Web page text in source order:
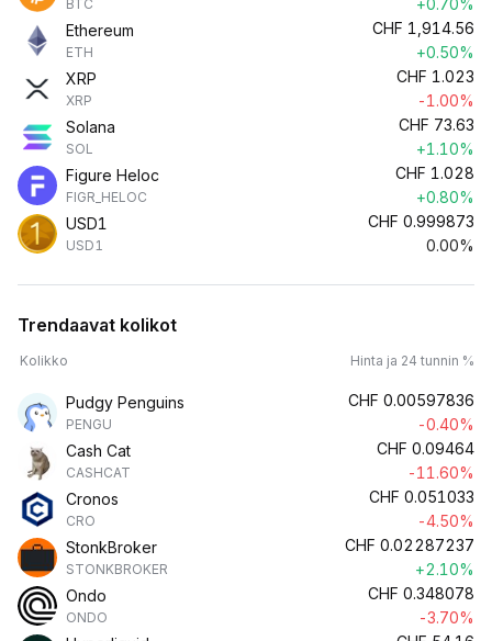
BTC
+0.70%
Ethereum
ETH
CHF 1,914.56
+0.50%
XRP
XRP
CHF 1.023
-1.00%
Solana
SOL
CHF 73.63
+1.10%
Figure Heloc
FIGR_HELOC
CHF 1.028
+0.80%
USD1
USD1
CHF 0.999873
0.00%
Trendaavat kolikot
Kolikko Hinta ja 24 tunnin %
Pudgy Penguins
PENGU
CHF 0.00597836
-0.40%
Cash Cat
CASHCAT
CHF 0.09464
-11.60%
Cronos
CRO
CHF 0.051033
-4.50%
StonkBroker
STONKBROKER
CHF 0.02287237
+2.10%
Ondo
ONDO
CHF 0.348078
-3.70%